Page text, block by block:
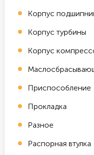
Корпус
Корпус турбины
Корпус
Приспособление
Прокладка
Разное
Распорная втулка